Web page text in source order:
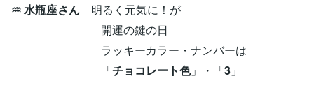
♒ 水瓶座さん 明るく元気に！が
開運の鍵の日
ラッキーカラー・ナンバーは
「チョコレート色」・「3 」